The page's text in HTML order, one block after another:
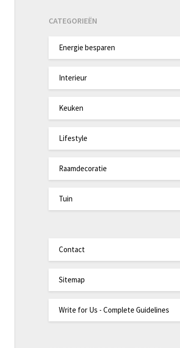
CATEGORIEËN
Energie besparen
Interieur
Keuken
Lifestyle
Raamdecoratie
Tuin
Contact
Sitemap
Write for Us - Complete Guidelines